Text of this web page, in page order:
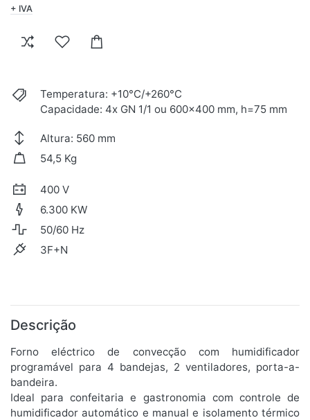
+ IVA
Temperatura: +10°C/+260°C
Capacidade: 4x GN 1/1 ou 600x400 mm, h=75 mm
Altura: 560 mm
54,5 Kg
400 V
6.300 KW
50/60 Hz
3F+N
Descrição
Forno eléctrico de convecção com humidificador
programável para 4 bandejas, 2 ventiladores, porta-a-
bandeira.
Ideal para confeitaria e gastronomia com controle de
humidificador automático e manual e isolamento térmico